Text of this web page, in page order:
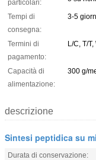
particolari:
Tempi di
consegna:
3-5
Termini di
pagamento:
L/C, T/
Capacità di
alimentazione:
300 g/
descrizione
Sintesi peptidica su
Durata di conservazione: